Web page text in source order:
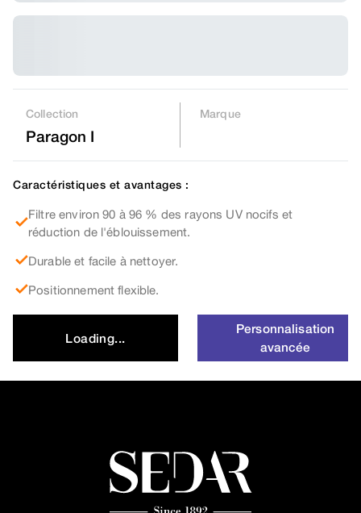
Collection
Paragon I
Marque
Caractéristiques et avantages :
Filtre environ 90 à 96 % des rayons UV nocifs et
réduction de l'éblouissement.
Durable et facile à nettoyer.
Positionnement flexible.
Loading...
Personnalisation
avancée